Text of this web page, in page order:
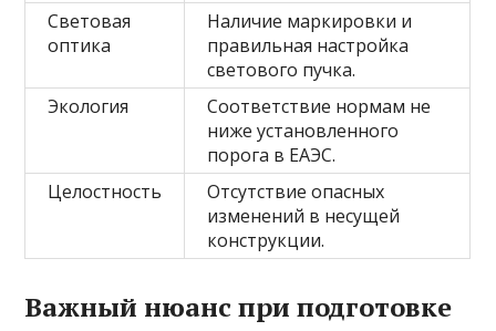
Световая
оптика
Наличие маркировки и
правильная настройка
светового пучка.
Экология
Соответствие нормам не
ниже установленного
порога в ЕАЭС.
Целостность
Отсутствие опасных
изменений в несущей
конструкции.
Важный нюанс при подготовке